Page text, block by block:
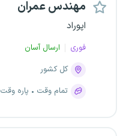
مهندس عمران
اپوراد
فوری
ارسال آسان
کل کشور
تمام وقت
پاره وقت